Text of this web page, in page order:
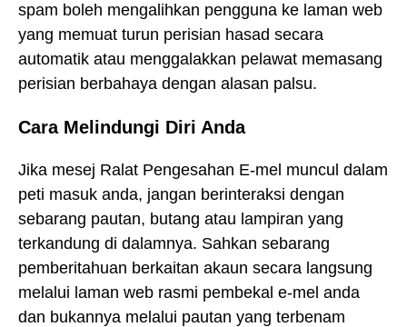
spam boleh mengalihkan pengguna ke laman web
yang memuat turun perisian hasad secara
automatik atau menggalakkan pelawat memasang
perisian berbahaya dengan alasan palsu.
Cara Melindungi Diri Anda
Jika mesej Ralat Pengesahan E-mel muncul dalam
peti masuk anda, jangan berinteraksi dengan
sebarang pautan, butang atau lampiran yang
terkandung di dalamnya. Sahkan sebarang
pemberitahuan berkaitan akaun secara langsung
melalui laman web rasmi pembekal e-mel anda
dan bukannya melalui pautan yang terbenam